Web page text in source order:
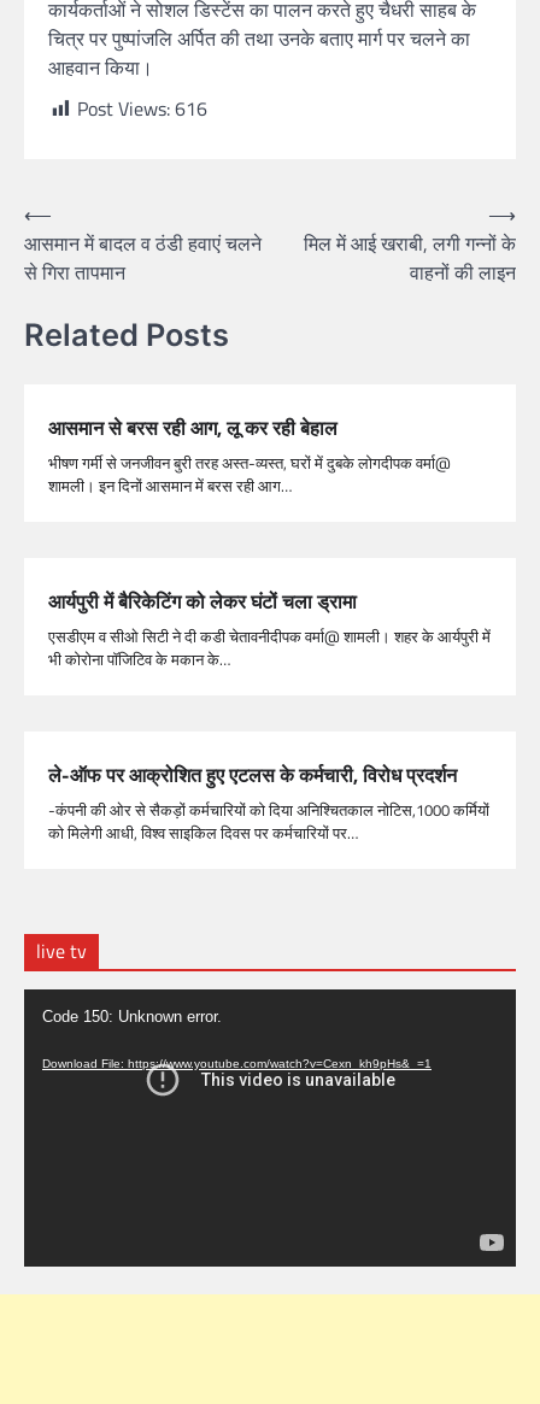
कार्यकर्ताओं ने सोशल डिस्टेंस का पालन करते हुए चैधरी साहब के
चित्र पर पुष्पांजलि अर्पित की तथा उनके बताए मार्ग पर चलने का
आहवान किया।
Post Views:616
⟵
आसमान में बादल व ठंडी हवाएं चलने
से गिरा तापमान
मिल में आई खराबी, लगी गन्नों के
वाहनों की लाइन
⟶
Related Posts
आसमान से बरस रही आग, लू कर रही बेहाल
भीषण गर्मी से जनजीवन बुरी तरह अस्त-व्यस्त, घरों में दुबके लोगदीपक वर्मा@
शामली। इन दिनों आसमान में बरस रही आग…
आर्यपुरी में बैरिकेटिंग को लेकर घंटों चला ड्रामा
एसडीएम व सीओ सिटी ने दी कडी चेतावनीदीपक वर्मा@ शामली। शहर के आर्यपुरी में
भी कोरोना पाॅजिटिव के मकान के…
ले-ऑफ पर आक्रोशित हुए एटलस के कर्मचारी, विरोध प्रदर्शन
-कंपनी की ओर से सैकड़ों कर्मचारियों को दिया अनिश्चितकाल नोटिस,1000 कर्मियों
को मिलेगी आधी, विश्व साइकिल दिवस पर कर्मचारियों पर…
live tv
Video
Player
Code 150: Unknown error.
Download File: https://www.youtube.com/watch?v=Cexn_kh9pHs&_=1